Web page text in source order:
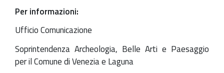
Per informazioni:
Ufficio Comunicazione
Soprintendenza Archeologia, Belle Arti e Paesaggio
per il Comune di Venezia e Laguna